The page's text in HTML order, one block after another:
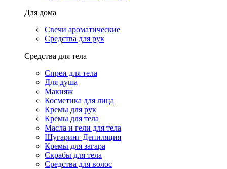
Для дома
Свечи ароматические
Средства для рук
Средства для тела
Спреи для тела
Для душа
Макияж
Косметика для лица
Кремы для рук
Кремы для тела
Масла и гели для тела
Шугаринг Депиляция
Кремы для загара
Скрабы для тела
Средства для волос